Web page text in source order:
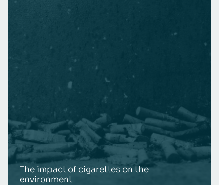
The impact of cigarettes on the
environment